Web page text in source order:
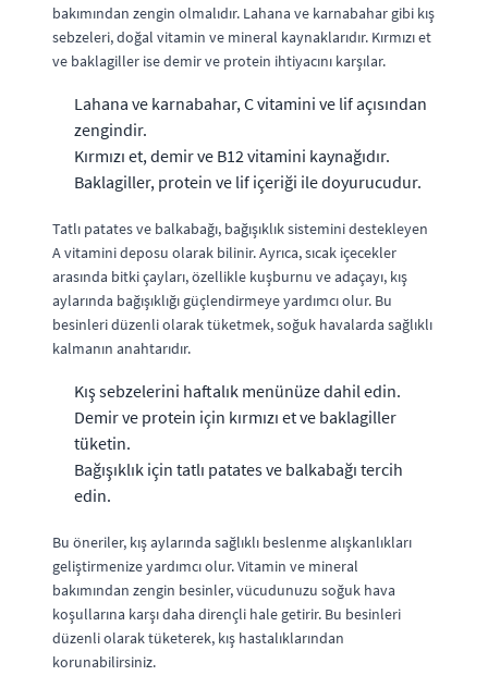
bakımından zengin olmalıdır. Lahana ve karnabahar gibi kış
sebzeleri, doğal vitamin ve mineral kaynaklarıdır. Kırmızı et
ve baklagiller ise demir ve protein ihtiyacını karşılar.
Lahana ve karnabahar, C vitamini ve lif açısından
zengindir.
Kırmızı et, demir ve B12 vitamini kaynağıdır.
Baklagiller, protein ve lif içeriği ile doyurucudur.
Tatlı patates ve balkabağı, bağışıklık sistemini destekleyen
A vitamini deposu olarak bilinir. Ayrıca, sıcak içecekler
arasında bitki çayları, özellikle kuşburnu ve adaçayı, kış
aylarında bağışıklığı güçlendirmeye yardımcı olur. Bu
besinleri düzenli olarak tüketmek, soğuk havalarda sağlıklı
kalmanın anahtarıdır.
Kış sebzelerini haftalık menünüze dahil edin.
Demir ve protein için kırmızı et ve baklagiller
tüketin.
Bağışıklık için tatlı patates ve balkabağı tercih
edin.
Bu öneriler, kış aylarında sağlıklı beslenme alışkanlıkları
geliştirmenize yardımcı olur. Vitamin ve mineral
bakımından zengin besinler, vücudunuzu soğuk hava
koşullarına karşı daha dirençli hale getirir. Bu besinleri
düzenli olarak tüketerek, kış hastalıklarından
korunabilirsiniz.